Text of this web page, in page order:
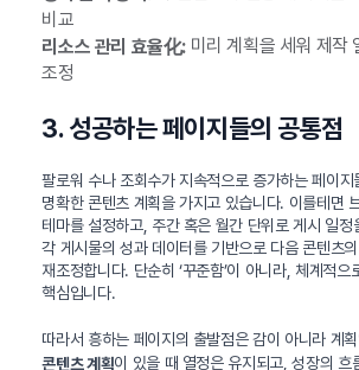
비교
리소스 관리 효율化:미리 계획을 세워 제작
조정
3. 성공하는 페이지들의 공통점
팔로워 수나 조회수가 지속적으로 증가하는 페이지
명확한 콘텐츠 계획을 가지고 있습니다. 이를테면
테마를 설정하고, 주간 혹은 월간 단위로 게시 일정
각 게시물의 성과 데이터를 기반으로 다음 콘텐츠
재조정합니다. 단순히 ‘꾸준함’이 아니라, 체계적으
핵심입니다.
따라서 흥하는 페이지의 출발점은 감이 아니라 계
콘텐츠 계획이 있을 때 열정은 유지되고, 성장의 흐